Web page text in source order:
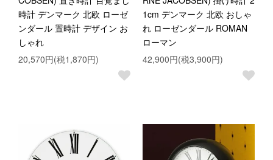
時計 デンマーク 北欧 ローゼ
ンダール 置時計 デザイン お
しゃれ
20,570円(税1,870円)
1cm デンマーク 北欧 おしゃ
れ ローゼンダール ROMAN
ローマン
42,900円(税3,900円)